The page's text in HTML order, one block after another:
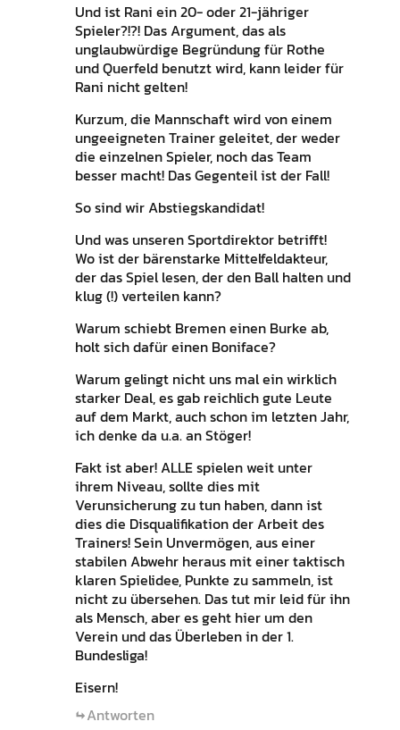
Und ist Rani ein 20- oder 21-jähriger
Spieler?!?! Das Argument, das als
unglaubwürdige Begründung für Rothe
und Querfeld benutzt wird, kann leider für
Rani nicht gelten!
Kurzum, die Mannschaft wird von einem
ungeeigneten Trainer geleitet, der weder
die einzelnen Spieler, noch das Team
besser macht! Das Gegenteil ist der Fall!
So sind wir Abstiegskandidat!
Und was unseren Sportdirektor betrifft!
Wo ist der bärenstarke Mittelfeldakteur,
der das Spiel lesen, der den Ball halten und
klug (!) verteilen kann?
Warum schiebt Bremen einen Burke ab,
holt sich dafür einen Boniface?
Warum gelingt nicht uns mal ein wirklich
starker Deal, es gab reichlich gute Leute
auf dem Markt, auch schon im letzten Jahr,
ich denke da u.a. an Stöger!
Fakt ist aber! ALLE spielen weit unter
ihrem Niveau, sollte dies mit
Verunsicherung zu tun haben, dann ist
dies die Disqualifikation der Arbeit des
Trainers! Sein Unvermögen, aus einer
stabilen Abwehr heraus mit einer taktisch
klaren Spielidee, Punkte zu sammeln, ist
nicht zu übersehen. Das tut mir leid für ihn
als Mensch, aber es geht hier um den
Verein und das Überleben in der 1.
Bundesliga!
Eisern!
Antworten